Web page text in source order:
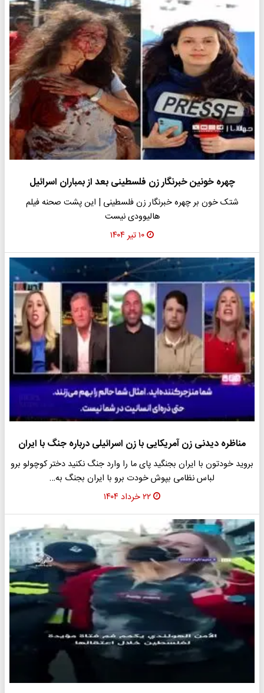
چهره خونین خبرنگار زن فلسطینی بعد از بمباران اسرائیل
شتک خون بر چهره خبرنگار زن فلسطینی | این پشت صحنه فیلم
هالیوودی نیست
۱۰ تیر ۱۴۰۴
مناظره دیدنی زن آمریکایی با زن اسرائیلی درباره جنگ با ایران
بروید خودتون با ایران بجنگید پای ما را وارد جنگ نکنید دختر کوچولو برو
لباس نظامی بپوش خودت برو با ایران بجنگ به…
۲۲ خرداد ۱۴۰۴